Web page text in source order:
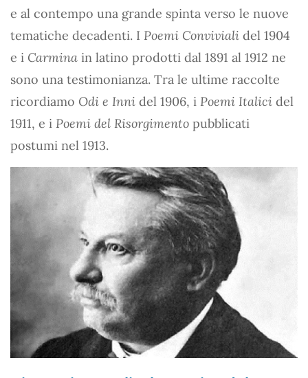
e al contempo una grande spinta verso le nuove
tematiche decadenti. I Poemi Conviviali del 1904
e i Carmina in latino prodotti dal 1891 al 1912 ne
sono una testimonianza. Tra le ultime raccolte
ricordiamo Odi e Inni del 1906, i Poemi Italici del
1911, e i Poemi del Risorgimento pubblicati
postumi nel 1913.